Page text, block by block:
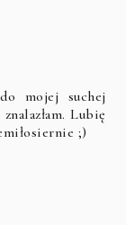
mojej suchej
Lubię
;)